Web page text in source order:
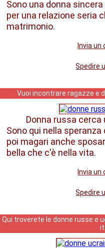
Sono una donna
per una relazione seria
matrimonio.
Invia un
Spedire
Vuoi incontrare ragazze e
Donna russa
Sono qui nella
poi magari anche
bella che c'è nella vita.
Invia un
Spedire
Qui troverete le donne russe e